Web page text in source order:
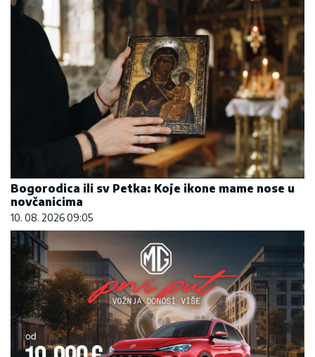
Bogorodica ili sv Petka: Koje ikone mame nose u
novčanicima
10. 08. 2026 09:05